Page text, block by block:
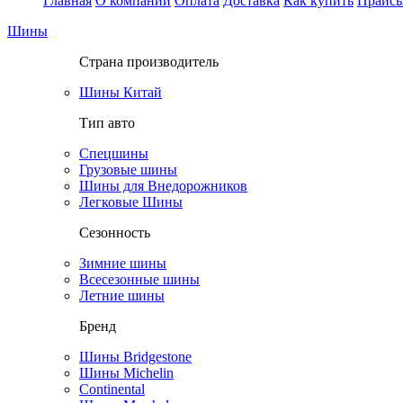
Шины
Страна производитель
Шины Китай
Тип авто
Спецшины
Грузовые шины
Шины для Внедорожников
Легковые Шины
Сезонность
Зимние шины
Всесезонные шины
Летние шины
Бренд
Шины Bridgestone
Шины Michelin
Continental